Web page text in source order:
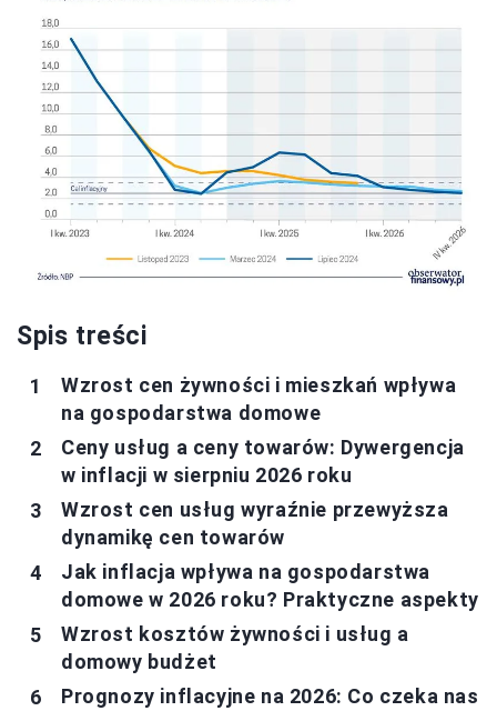
Spis treści
Wzrost cen żywności i mieszkań wpływa
na gospodarstwa domowe
Ceny usług a ceny towarów: Dywergencja
w inflacji w sierpniu 2026 roku
Wzrost cen usług wyraźnie przewyższa
dynamikę cen towarów
Jak inflacja wpływa na gospodarstwa
domowe w 2026 roku? Praktyczne aspekty
Wzrost kosztów żywności i usług a
domowy budżet
Prognozy inflacyjne na 2026: Co czeka nas